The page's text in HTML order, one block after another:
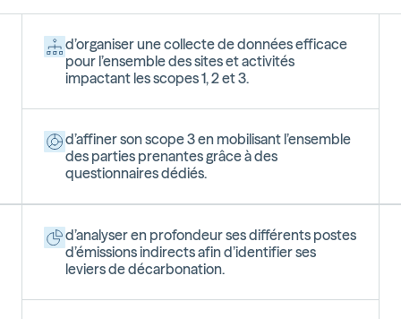
d’organiser une collecte de données efficace
pour l’ensemble des sites et activités
impactant les scopes 1, 2 et 3.
d’affiner son scope 3en mobilisant l’ensemble
des parties prenantes grâce à des
questionnaires dédiés.
d’analyser en profondeur ses différents postes
d’émissions indirectsafin d’identifier ses
leviers de décarbonation.